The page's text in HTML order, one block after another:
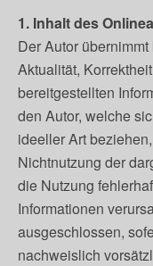
1. Inhalt des
Der Autor
Aktualität,
bereitgestellten
den Autor, welche
ideeller Art
Nichtnutzung der
die Nutzung
Informationen
ausgeschlossen,
nachweislich